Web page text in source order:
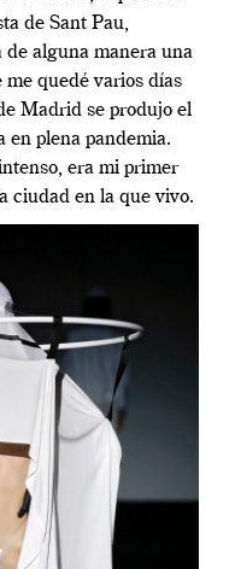
de Sant Pau,
alguna manera una
quedé varios días
Madrid se produjo el
en plena pandemia.
era mi primer
ciudad en la que vivo.